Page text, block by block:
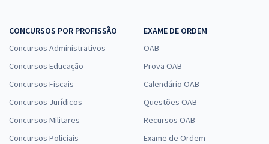
CONCURSOS POR PROFISSÃO
Concursos Administrativos
Concursos Educação
Concursos Fiscais
Concursos Jurídicos
Concursos Militares
Concursos Policiais
EXAME DE ORDEM
OAB
Prova OAB
Calendário OAB
Questões OAB
Recursos OAB
Exame de Ordem